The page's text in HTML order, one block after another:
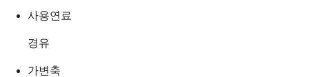
사용연료
경유
가변축